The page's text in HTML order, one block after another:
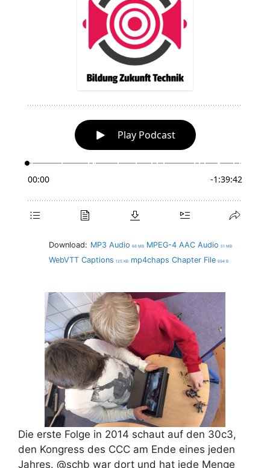
Download: MP3 Audio 68 MB MPEG-4 AAC Audio 51 MB
WebVTT Captions 125 KB mp4chaps Chapter File 694 B
Die erste Folge in 2014 schaut auf den 30c3,
den Kongress des CCC am Ende eines jeden
Jahres. @schb war dort und hat jede Menge